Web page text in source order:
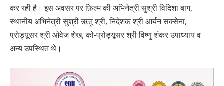
कर रही है। इस अवसर पर फ़िल्म की अभिनेत्री सुश्री विदिशा बाग,
स्थानीय अभिनेत्री सुश्री ऋतु श्री, निदेशक श्री आर्यन सक्सेना,
प्रोड्यूसर श्री ओवेज शेख, को-प्रोड्यूसर श्री विष्णु शंकर उपाध्याय व
अन्य उपस्थित थे।